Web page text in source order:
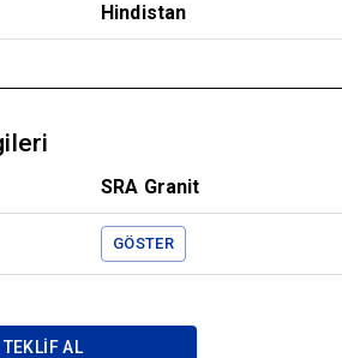
Hindistan
SRA Granit
GÖSTER
TEKLIF AL